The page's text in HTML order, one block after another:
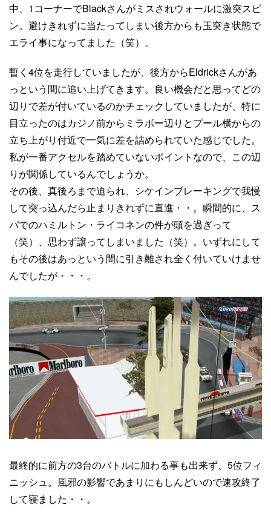
中、1コーナーでBlackさんがミスされウォールに激突スピ
ン。避けきれずに当たってしまい後方からも玉突き状態で
エライ事になってました（笑）。
暫く4位を走行していましたが、後方からEldrickさんがあ
っという間に追い上げてきます。良い機会だと思ってどの
辺りで差が付いているのかチェックしていましたが、特に
目立ったのはカジノ前からミラボー辺りとプール横からの
立ち上がり付近で一気に差を詰められていた感じでした。
私が一番アクセルを踏めていないポイントなので、この辺
りが関係しているんでしょうか。
その後、真後ろまで迫られ、シケインブレーキングで我慢
して突っ込んだら止まりきれずに直進・・。瞬間的に、ス
パでのハミルトン・ライコネンの件が頭を過ぎって
（笑）、思わず譲ってしまいました（笑）。いずれにして
もその後はあっという間に引き離され全く付いていけませ
んでしたが・・・。
最終的に前方の3台のバトルに加わる事も出来ず、5位フィ
ニッシュ。風邪の影響であまりにもしんどいので速攻終了
して寝ました・・。